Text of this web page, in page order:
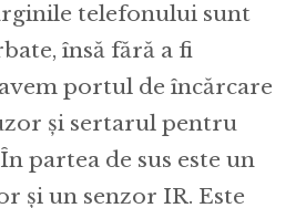
telefonului sunt
însă fără a fi
portul de încărcare
și sertarul pentru
partea de sus este un
și un senzor IR. Este